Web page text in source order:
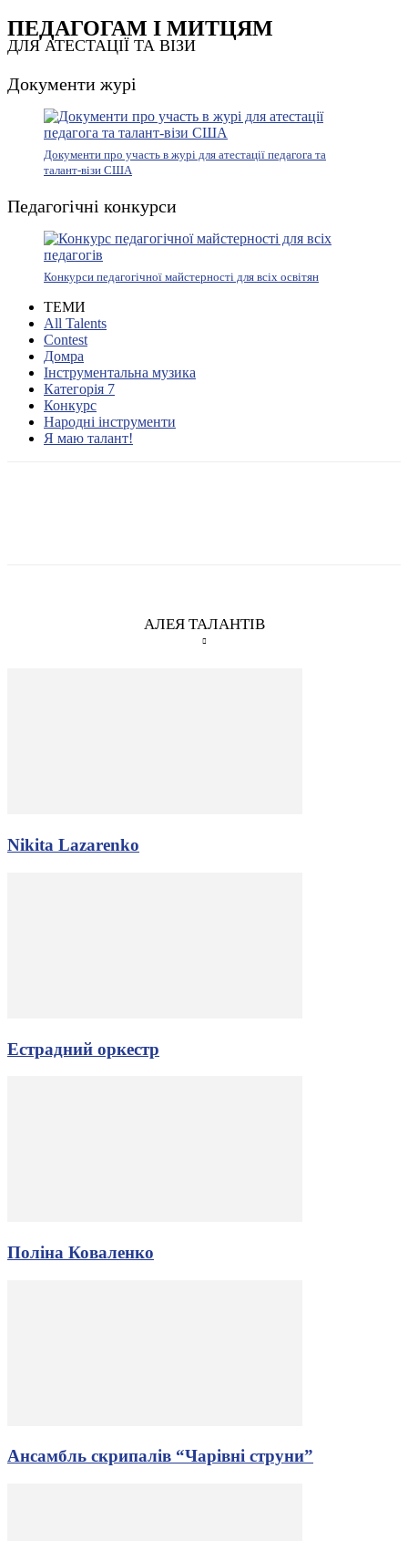
ПЕДАГОГАМ І МИТЦЯМ
ДЛЯ АТЕСТАЦІЇ ТА ВІЗИ
Документи журі
Документи про участь в журі для атестації педагога та
талант-візи США
Педагогічні конкурси
Конкурси педагогічної майстерності для всіх освітян
ТЕМИ
All Talents
Contest
Домра
Інструментальна музика
Категорія 7
Конкурс
Народні інструменти
Я маю талант!
АЛЕЯ ТАЛАНТІВ
Nikita Lazarenko
Естрадний оркестр
Поліна Коваленко
Ансамбль скрипалів “Чарівні струни”